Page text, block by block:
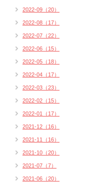
2022-09（20）
2022-08（17）
2022-07（22）
2022-06（15）
2022-05（18）
2022-04（17）
2022-03（23）
2022-02（15）
2022-01（17）
2021-12（16）
2021-11（16）
2021-10（20）
2021-07（7）
2021-06（20）